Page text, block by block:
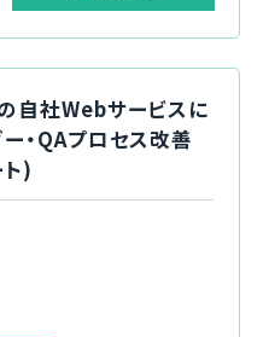
自社Webサービスに
・QAプロセス改善
)